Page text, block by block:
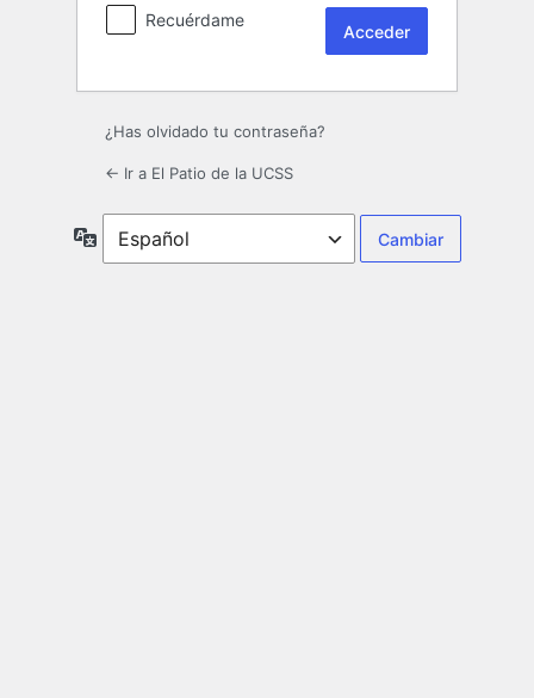
Recuérdame
¿Has olvidado tu contraseña?
← Ir a El Patio de la UCSS
Idioma